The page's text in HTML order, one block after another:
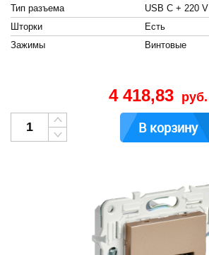
Тип разъема
USB C + 220 V
Шторки
Есть
Зажимы
Винтовые
4 418,83 руб.
В корзину